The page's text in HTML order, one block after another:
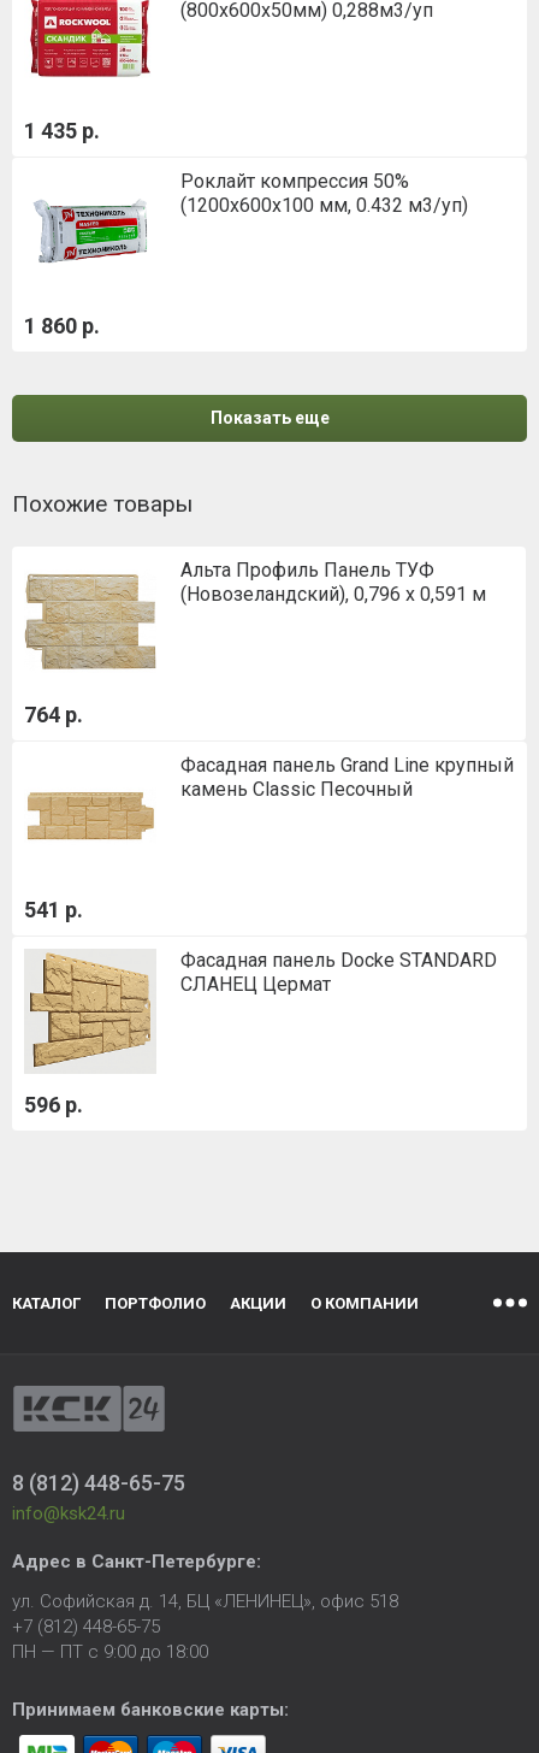
(800х600х50мм) 0,288м3/уп
1 435 р.
Роклайт компрессия 50%
(1200х600х100 мм, 0.432 м3/уп)
1 860 р.
Показать еще
Похожие товары
Альта Профиль Панель ТУФ
(Новозеландский), 0,796 х 0,591 м
764 р.
Фасадная панель Grand Line крупный
камень Classic Песочный
541 р.
Фасадная панель Docke STANDARD
СЛАНЕЦ Цермат
596 р.
КАТАЛОГ ПОРТФОЛИО АКЦИИ О КОМПАНИИ
8 (812) 448-65-75
info@ksk24.ru
Адрес в Санкт-Петербурге:
ул. Софийская д. 14, БЦ «ЛЕНИНЕЦ», офис 518
+7 (812) 448-65-75
ПН — ПТ с 9:00 до 18:00
Принимаем банковские карты: